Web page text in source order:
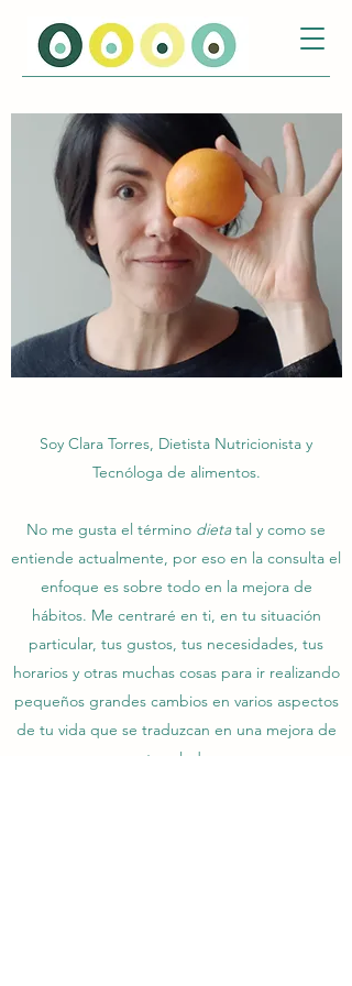
Soy Clara Torres, Dietista Nutricionista y
Tecnóloga de alimentos.
No me gusta el término dietatal y como se
entiende actualmente, por eso en la consulta el
enfoque es sobre todo en la mejora de
hábitos. Me centraré en ti, en tu situación
particular, tus gustos, tus necesidades, tus
horarios y otras muchas cosas para ir realizando
pequeños grandes cambios en varios aspectos
de tu vida que se traduzcan en una mejora de
tu salud.